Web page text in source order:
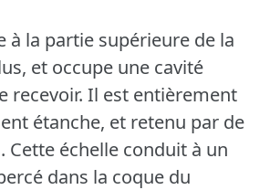
à la partie supérieure de la
et occupe une cavité
recevoir. Il est entièrement
étanche, et retenu par de
Cette échelle conduit à un
dans la coque du